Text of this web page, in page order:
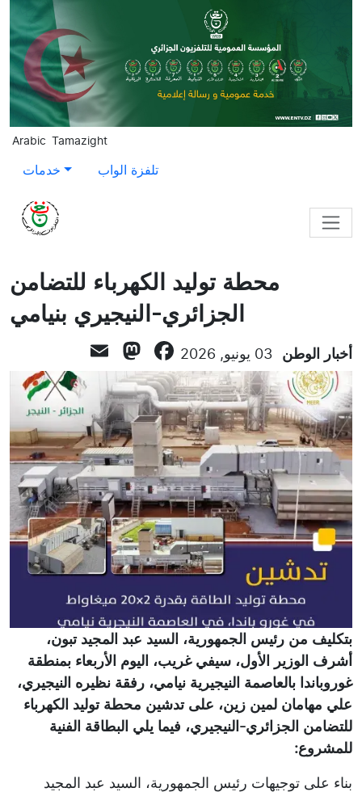
Skip to main content
Arabic Tamazight
خدمات تلفزة الواب
محطة توليد الكهرباء للتضامن
الجزائري-النيجيري بنيامي
أخبار الوطن 03 يونيو, 2026 Facebook
بتكليف من رئيس الجمهورية، السيد عبد المجيد تبون،
أشرف الوزير الأول، سيفي غريب، اليوم الأربعاء بمنطقة
غوروباندا بالعاصمة النيجيرية نيامي، رفقة نظيره النيجيري،
علي مهامان لمين زين، على تدشين محطة توليد الكهرباء
للتضامن الجزائري-النيجيري، فيما يلي البطاقة الفنية
للمشروع:
بناء على توجيهات رئيس الجمهورية، السيد عبد المجيد